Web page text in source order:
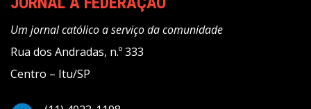
Um jornal católico a serviço da comunidade
Rua dos Andradas, n.º 333
Centro – Itu/SP